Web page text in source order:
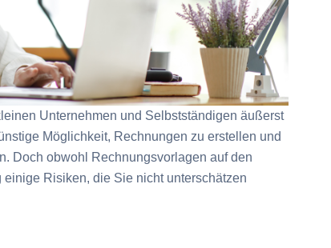
Unternehmen und Selbstständigen äußerst
Möglichkeit, Rechnungen zu erstellen und
Doch obwohl Rechnungsvorlagen auf den
Risiken, die Sie nicht unterschätzen